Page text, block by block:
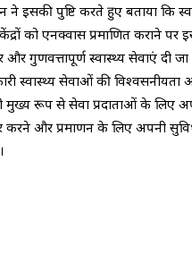
ने इसकी पुष्टि करते हुए बताया कि
को एनक्वास प्रमाणित कराने पर
और गुणवत्तापूर्ण स्वास्थ्य सेवाएं दी
स्वास्थ्य सेवाओं की विश्वसनीयता
रूप से सेवा प्रदाताओं के लिए
और प्रमाणन के लिए अपनी